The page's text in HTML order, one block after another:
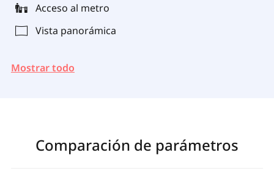
Acceso al metro
Vista panorámica
Mostrar todo
Comparación de parámetros